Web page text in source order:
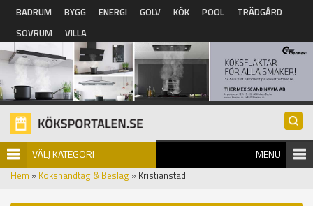
Hoppa till huvudinnehåll
BADRUM BYGG ENERGI GOLV KÖK POOL
TRÄDGÅRD
SOVRUM
VILLA
VÄLJ KATEGORI MENU
Hem » Kökshandtag & Beslag » Kristianstad